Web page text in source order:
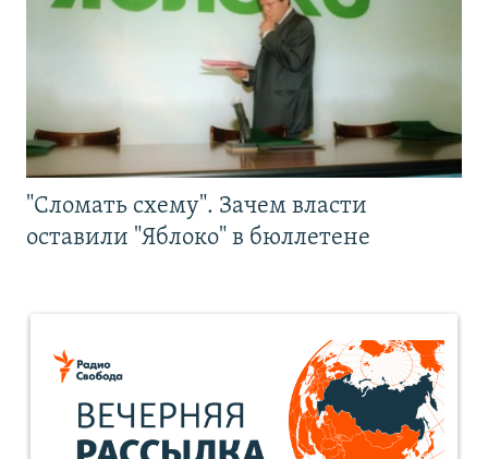
"Сломать схему". Зачем власти
оставили "Яблоко" в бюллетене